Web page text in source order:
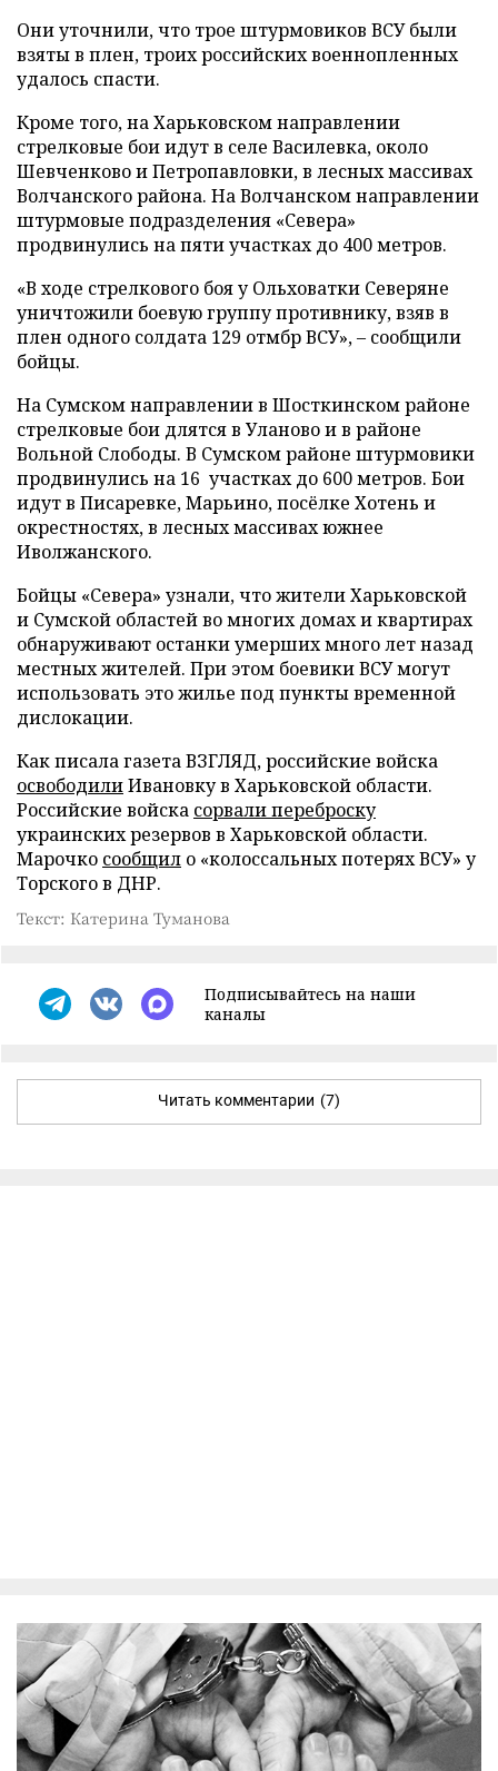
Они уточнили, что трое штурмовиков ВСУ были
взяты в плен, троих российских военнопленных
удалось спасти.
Кроме того, на Харьковском направлении
стрелковые бои идут в селе Василевка, около
Шевченково и Петропавловки, в лесных массивах
Волчанского района. На Волчанском направлении
штурмовые подразделения «Севера»
продвинулись на пяти участках до 400 метров.
«В ходе стрелкового боя у Ольховатки Северяне
уничтожили боевую группу противнику, взяв в
плен одного солдата 129 отмбр ВСУ», – сообщили
бойцы.
На Сумском направлении в Шосткинском районе
стрелковые бои длятся в Уланово и в районе
Вольной Слободы. В Сумском районе штурмовики
продвинулись на 16 участках до 600 метров. Бои
идут в Писаревке, Марьино, посёлке Хотень и
окрестностях, в лесных массивах южнее
Иволжанского.
Бойцы «Севера» узнали, что жители Харьковской
и Сумской областей во многих домах и квартирах
обнаруживают останки умерших много лет назад
местных жителей. При этом боевики ВСУ могут
использовать это жилье под пункты временной
дислокации.
Как писала газета ВЗГЛЯД, российские войска
освободилиИвановку в Харьковской области.
Российские войска сорвали переброску
украинских резервов в Харьковской области.
Марочко сообщил о «колоссальных потерях ВСУ» у
Торского в ДНР.
Текст: Катерина Туманова
Подписывайтесь на наши
каналы
Читать комментарии (7)